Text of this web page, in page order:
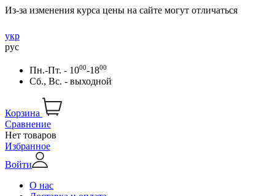
Из-за изменения курса цены на сайте могут отличаться
укр
рус
Пн.-Пт. - 1000-1800
Сб., Вс. - выходной
Корзина
Сравнение
Нет товаров
Избранное
Войти
О нас